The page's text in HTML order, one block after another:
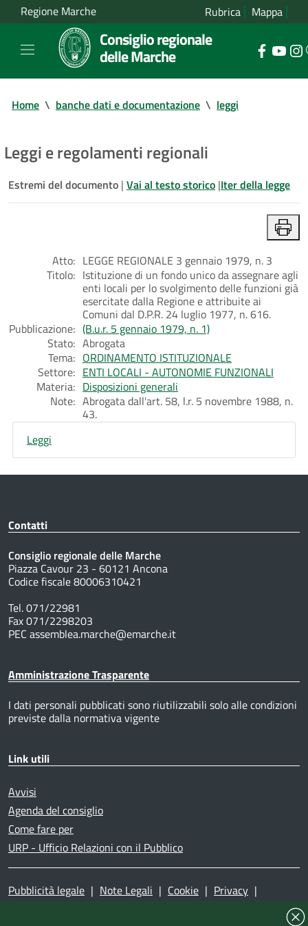
Regione Marche Rubrica Mappa
Consiglio regionale
delle Marche
Home \ banche dati e documentazione \ leggi
Leggi e regolamenti regionali
Estremi del documento | Vai al testo storico |Iter della legge
Atto: LEGGE REGIONALE 3 gennaio 1979, n. 3
Titolo: Istituzione di un fondo unico da assegnare agli
enti locali per lo svolgimento delle funzioni già
esercitate dalla Regione e attribuite ai
Comuni dal D.P.R. 24 luglio 1977, n. 616.
Pubblicazione: (B.u.r. 5 gennaio 1979, n. 1)
Stato: Abrogata
Tema: ORDINAMENTO ISTITUZIONALE
Settore: ENTI LOCALI - AUTONOMIE FUNZIONALI
Materia: Disposizioni generali
Note: Abrogata dall'art. 58, l.r. 5 novembre 1988, n.
43.
Leggi
Contatti
Consiglio regionale delle Marche
Piazza Cavour 23 - 60121 Ancona
Codice fiscale 80006310421
Tel. 071/22981
Fax 071/2298203
PEC assemblea.marche@emarche.it
Amministrazione Trasparente
I dati personali pubblicati sono riutilizzabili solo alle condizioni
previste dalla normativa vigente
Link utili
Avvisi
Agenda del consiglio
Come fare per
URP - Ufficio Relazioni con il Pubblico
Pubblicità legale | Note Legali | Cookie | Privacy |